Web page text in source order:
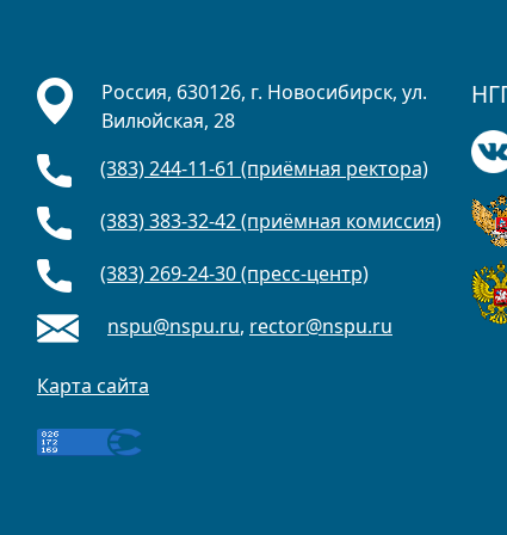
Россия, 630126, г. Новосибирск, ул.
Вилюйская, 28
(383) 244-11-61 (приёмная ректора)
(383) 383-32-42 (приёмная комиссия)
(383) 269-24-30 (пресс-центр)
nspu@nspu.ru, rector@nspu.ru
Карта сайта